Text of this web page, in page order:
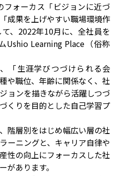
ォーカス「ビジョンに近づ
成果を上げやすい職場環境作
、2022年10月に、全社員を
Ushio Learning Place（俗称
「生涯学びつづけられる会
や職位、年齢に関係なく、社
ョンを描きながら活躍しつづ
くりを目的とした自己学習プ
階層別をはじめ幅広い層の社
ーニングと、キャリア自律や
性の向上にフォーカスした社
があります。